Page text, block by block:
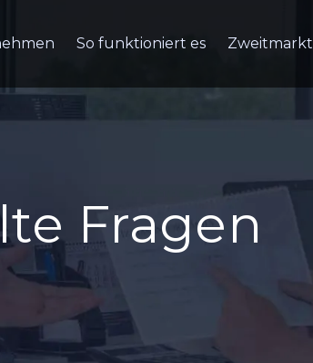
So funktioniert es Zweitmarkt
Fragen